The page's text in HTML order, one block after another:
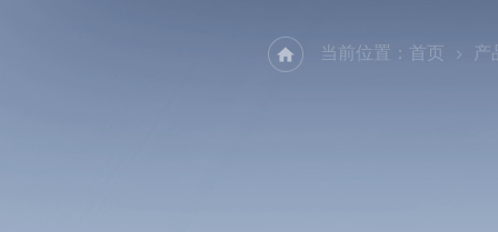
当前位置： 首页 产